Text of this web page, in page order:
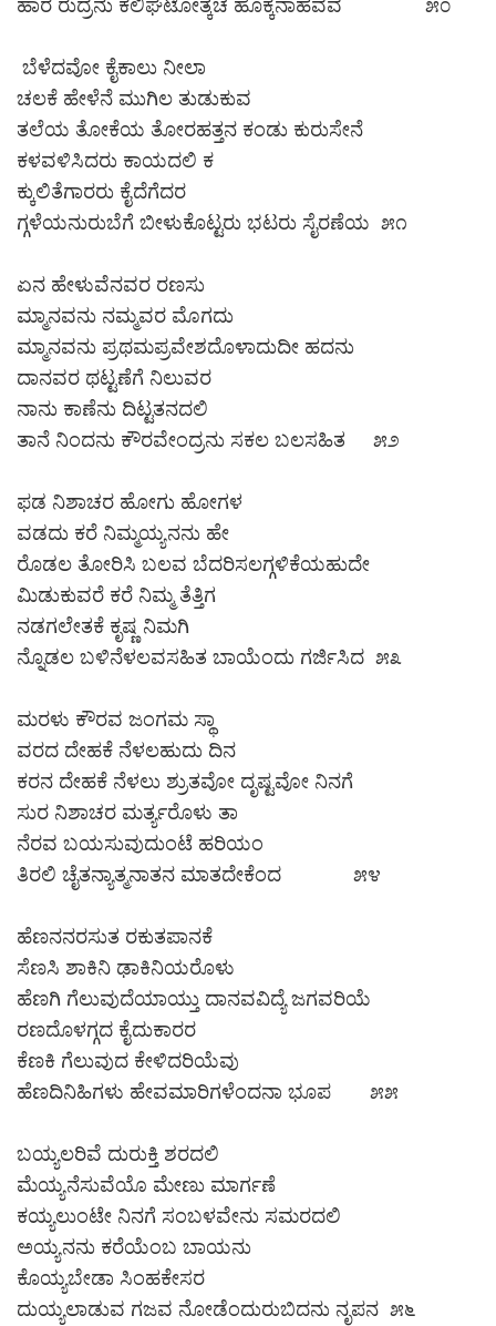
ಬೆಳೆದವೋ ಕೈಕಾಲು ನೀಲಾ
ಚಲಕೆ ಹೇಳೆನೆ ಮುಗಿಲ ತುಡುಕುವ
ತಲೆಯ ತೋಕೆಯ ತೋರಹತ್ತನ ಕಂಡು ಕುರುಸೇನೆ
ಕಳವಳಿಸಿದರು ಕಾಯದಲಿ ಕ
ಕ್ಕುಲಿತೆಗಾರರು ಕೈದೆಗೆದರ
ಗ್ಗಳೆಯನುರುಬೆಗೆ ಬೀಳುಕೊಟ್ಟರು ಭಟರು ಸೈರಣೆಯ ೫೧
ಏನ ಹೇಳುವೆನವರ ರಣಸು
ಮ್ಮಾನವನು ನಮ್ಮವರ ಮೊಗದು
ಮ್ಮಾನವನು ಪ್ರಥಮಪ್ರವೇಶದೊಳಾದುದೀ ಹದನು
ದಾನವರ ಥಟ್ಟಣೆಗೆ ನಿಲುವರ
ನಾನು ಕಾಣೆನು ದಿಟ್ಟತನದಲಿ
ತಾನೆ ನಿಂದನು ಕೌರವೇಂದ್ರನು ಸಕಲ ಬಲಸಹಿತ ೫೨
ಫಡ ನಿಶಾಚರ ಹೋಗು ಹೋಗಳ
ವಡದು ಕರೆ ನಿಮ್ಮಯ್ಯನನು ಹೇ
ರೊಡಲ ತೋರಿಸಿ ಬಲವ ಬೆದರಿಸಲಗ್ಗಳಿಕೆಯಹುದೇ
ಮಿಡುಕುವರೆ ಕರೆ ನಿಮ್ಮ ತೆತ್ತಿಗ
ನಡಗಲೇತಕೆ ಕೃಷ್ಣ ನಿಮಗಿ
ನ್ನೊಡಲ ಬಳಿನೆಳಲವಸಹಿತ ಬಾಯೆಂದು ಗರ್ಜಿಸಿದ ೫೩
ಮರಳು ಕೌರವ ಜಂಗಮ ಸ್ಥಾ
ವರದ ದೇಹಕೆ ನೆಳಲಹುದು ದಿನ
ಕರನ ದೇಹಕೆ ನೆಳಲು ಶ್ರುತವೋ ದೃಷ್ಟವೋ ನಿನಗೆ
ಸುರ ನಿಶಾಚರ ಮರ್ತ್ಯರೊಳು ತಾ
ನೆರವ ಬಯಸುವುದುಂಟೆ ಹರಿಯಂ
ತಿರಲಿ ಚೈತನ್ಯಾತ್ಮನಾತನ ಮಾತದೇಕೆಂದ ೫೪
ಹೆಣನನರಸುತ ರಕುತಪಾನಕೆ
ಸೆಣಸಿ ಶಾಕಿನಿ ಢಾಕಿನಿಯರೊಳು
ಹೆಣಗಿ ಗೆಲುವುದೆಯಾಯ್ತು ದಾನವವಿದ್ಯೆ ಜಗವರಿಯೆ
ರಣದೊಳಗ್ಗದ ಕೈದುಕಾರರ
ಕೆಣಕಿ ಗೆಲುವುದ ಕೇಳಿದರಿಯೆವು
ಹೆಣದಿನಿಹಿಗಳು ಹೇವಮಾರಿಗಳೆಂದನಾ ಭೂಪ ೫೫
ಬಯ್ಯಲರಿವೆ ದುರುಕ್ತಿ ಶರದಲಿ
ಮೆಯ್ಯನೆಸುವೆಯೊ ಮೇಣು ಮಾರ್ಗಣೆ
ಕಯ್ಯಲುಂಟೇ ನಿನಗೆ ಸಂಬಳವೇನು ಸಮರದಲಿ
ಅಯ್ಯನನು ಕರೆಯೆಂಬ ಬಾಯನು
ಕೊಯ್ಯಬೇಡಾ ಸಿಂಹಕೇಸರ
ದುಯ್ಯಲಾಡುವ ಗಜವ ನೋಡೆಂದುರುಬಿದನು ನೃಪನ ೫೬